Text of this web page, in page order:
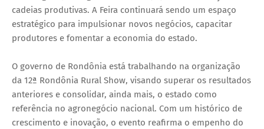
cadeias produtivas. A Feira continuará sendo um espaço
estratégico para impulsionar novos negócios, capacitar
produtores e fomentar a economia do estado.
O governo de Rondônia está trabalhando na organização
da 12ª Rondônia Rural Show, visando superar os resultados
anteriores e consolidar, ainda mais, o estado como
referência no agronegócio nacional. Com um histórico de
crescimento e inovação, o evento reafirma o empenho do